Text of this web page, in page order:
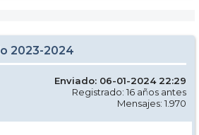
2023-2024
Enviado: 06-01-2024 22:29
Registrado: 16 años antes
Mensajes: 1.970